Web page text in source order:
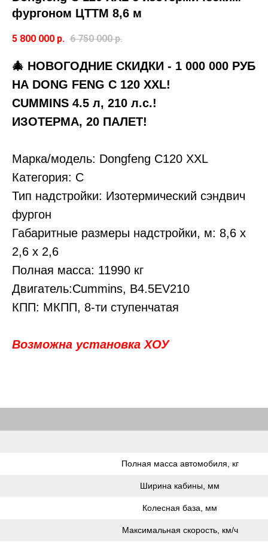
фургоном ЦТТМ 8,6 м
5 800 000 р. 6 750 000 р.
🎄 НОВОГОДНИЕ СКИДКИ - 1 000 000 РУБ
НА DONG FENG C 120 XXL!
CUMMINS 4.5 л, 210 л.с.!
ИЗОТЕРМА, 20 ПАЛЕТ!
Марка/модель: Dongfeng C120 XXL
Категория: С
Тип надстройки: Изотермический сэндвич
фургон
Габаритные размеры надстройки, м: 8,6 х
2,6 х 2,6
Полная масса: 11990 кг
Двигатель:Cummins, B4.5EV210
КПП: МКПП, 8-ти ступенчатая
Возможна установка ХОУ
Полная масса автомобиля, кг
Ширина кабины, мм
Колесная база, мм
Максимальная скорость, км/ч